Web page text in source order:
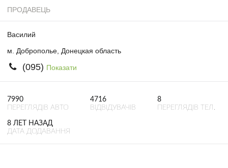
ПРОДАВЕЦЬ
Василий
м. Доброполье, Донецкая область
(095) Показати
7990
ПЕРЕГЛЯДІВ АВТО
4716
ВІДВІДУВАЧІВ
8
ПЕРЕГЛЯДІВ ТЕЛ.
8 ЛЕТ НАЗАД
ДАТА ДОДАВАННЯ